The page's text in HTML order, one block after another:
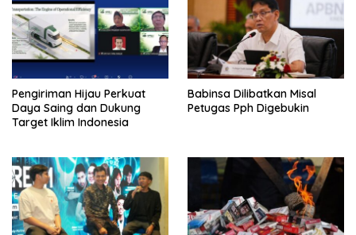
Pengiriman Hijau Perkuat
Daya Saing dan Dukung
Target Iklim Indonesia
Babinsa Dilibatkan Misal
Petugas Pph Digebukin